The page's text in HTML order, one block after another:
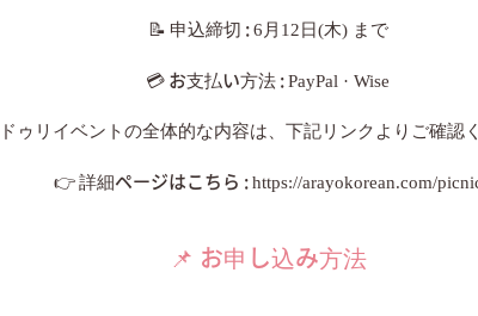
📝 申込締切 :6月12日(木) まで
💳お支払い方法:PayPal · Wise
ゥリイベントの全体的な内容は、下記リンクよりご確認
👉詳細ページはこちら :https://arayokorean.com/
📌 お申し込み方法